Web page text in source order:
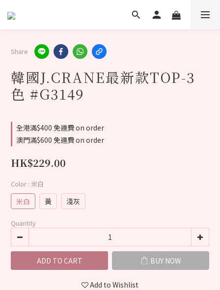
Share
韓國J.CRANE最新款TOP-3
色 #G3149
全港滿$400 免運費 on order
澳門滿$600 免運費 on order
HK$229.00
Color : 米白
米白 黃 淺灰
Quantity
ADD TO CART BUY NOW
Add to Wishlist